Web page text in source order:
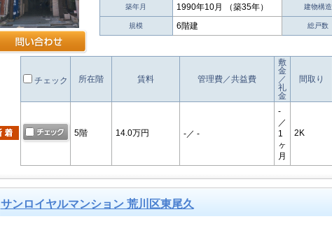
築年月 1990年10月 （築35年） 建物構造
規模 6階建 総戸数
チェック 所在階 賃料 管理費／共益費
敷
金
／
礼
金
間取り
5階 14.0万円 -／ -
-
／
1
ヶ
月
2K
サンロイヤルマンション 荒川区東尾久